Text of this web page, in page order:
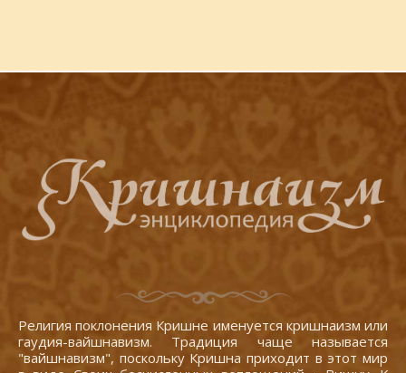
Религия поклонения Кришне именуется кришнаизм или
гаудия-вайшнавизм. Традиция чаще называется
"вайшнавизм", поскольку Кришна приходит в этот мир